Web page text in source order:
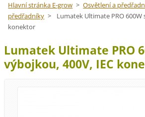
Hlavní stránka E-grow > Osvětlení a
předřadníky >
Lumatek Ultimate PRO 600W
konektor
Lumatek Ultimate PRO
výbojkou, 400V, IEC